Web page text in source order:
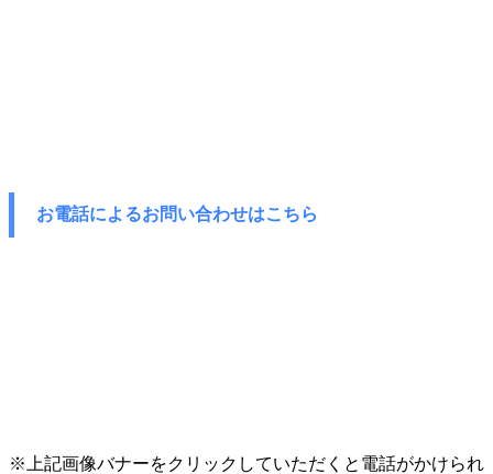
お電話によるお問い合わせはこちら
※上記画像バナーをクリックしていただくと電話がかけられ